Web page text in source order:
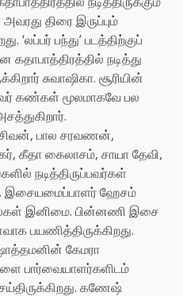
திரை இருப்பும்
‘லப்பர் பந்து’ படத்திற்குப்
கதாபாத்திரத்தில் நடித்து
சுவாஷிகா. சூரியின்
கண்கள் மூலமாகவே பல
சிவன், பால சரவணன்,
கீதா கைலாசம், சாயா தேவி,
நடித்திருப்பவர்கள்
இசையமைப்பாளர் ஹேசம்
இனிமை. பின்னணி இசை
பயணித்திருக்கிறது.
கேமரா
பார்வையாளர்களிடம்
கணேஷ்